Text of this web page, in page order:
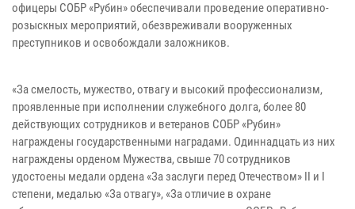
офицеры СОБР «Рубин» обеспечивали проведение оперативно-
розыскных мероприятий, обезвреживали вооруженных
преступников и освобождали заложников.
«За смелость, мужество, отвагу и высокий профессионализм,
проявленные при исполнении служебного долга, более 80
действующих сотрудников и ветеранов СОБР «Рубин»
награждены государственными наградами. Одиннадцать из них
награждены орденом Мужества, свыше 70 сотрудников
удостоены медали ордена «За заслуги перед Отечеством» II и I
степени, медалью «За отвагу», «За отличие в охране